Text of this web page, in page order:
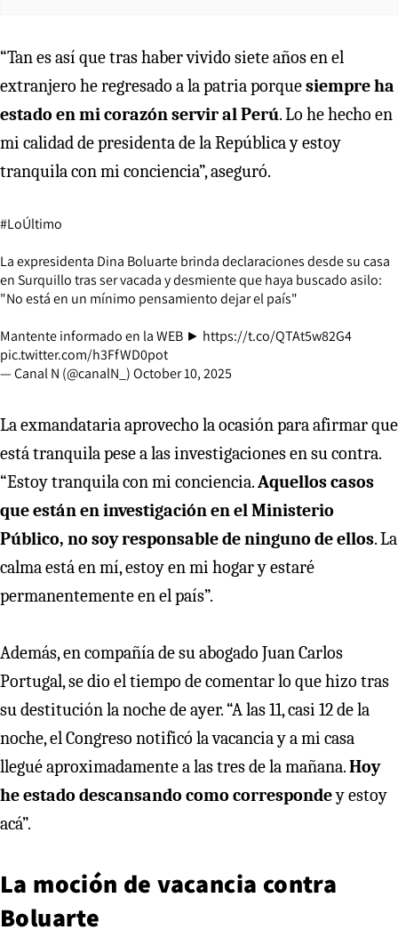
“Tan es así que tras haber vivido siete años en el
extranjero he regresado a la patria porquesiempre ha
estado en mi corazón servir al Perú. Lo he hecho en
mi calidad de presidenta de la República y estoy
tranquila con mi conciencia”, aseguró.
#LoÚltimo
La expresidenta Dina Boluarte brinda declaraciones desde su casa
en Surquillo tras ser vacada y desmiente que haya buscado asilo:
"No está en un mínimo pensamiento dejar el país"
Mantente informado en la WEB ► https://t.co/QTAt5w82G4
pic.twitter.com/h3FfWD0pot
— Canal N (@canalN_)October 10, 2025
La exmandataria aprovecho la ocasión para afirmar que
está tranquila pese a las investigaciones en su contra.
“Estoy tranquila con mi conciencia.Aquellos casos
que están en investigación en el Ministerio
Público, no soy responsable de ninguno de ellos. La
calma está en mí, estoy en mi hogar y estaré
permanentemente en el país”.
Además, en compañía de su abogado Juan Carlos
Portugal, se dio el tiempo de comentar lo que hizo tras
su destitución la noche de ayer. “A las 11, casi 12 de la
noche, el Congreso notificó la vacancia y a mi casa
llegué aproximadamente a las tres de la mañana.Hoy
he estado descansando como correspondey estoy
acá”.
La moción de vacancia contra
Boluarte